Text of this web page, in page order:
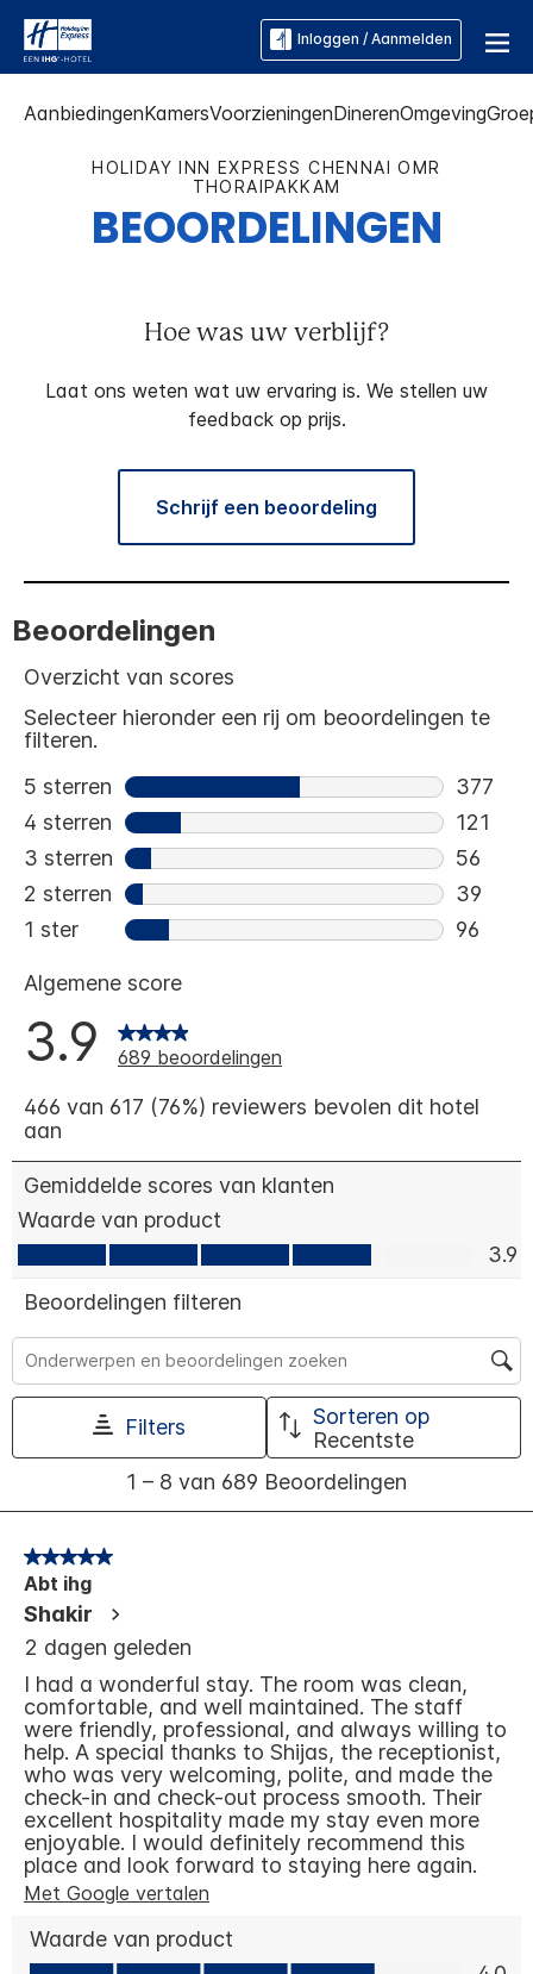
Inloggen / Aanmelden
AanbiedingenKamersVoorzieningenDinerenOmgeving
HOLIDAY INN EXPRESS CHENNAI OMR
THORAIPAKKAM
BEOORDELINGEN
Hoe was uw verblijf?
Laat ons weten wat uw ervaring is. We stellen uw
feedback op prijs.
Schrijf een beoordeling